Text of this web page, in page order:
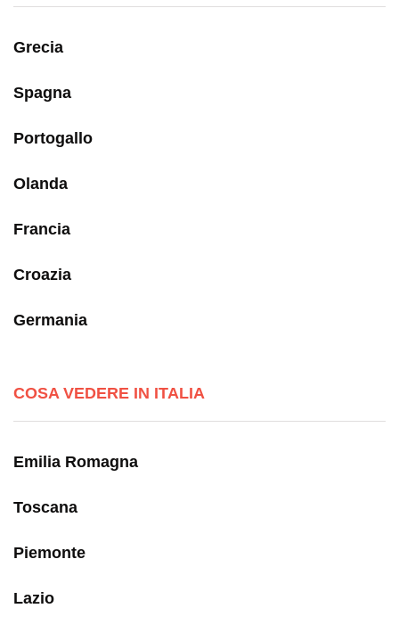
Grecia
Spagna
Portogallo
Olanda
Francia
Croazia
Germania
COSA VEDERE IN ITALIA
Emilia Romagna
Toscana
Piemonte
Lazio